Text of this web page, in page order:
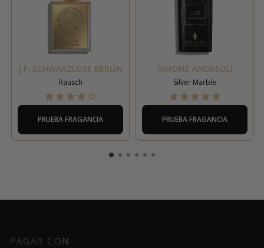
J.F. SCHWARZLOSE BERLIN
Rausch
PRUEBA FRAGANCIA
SIMONE ANDREOLI
Silver Marble
PRUEBA FRAGANCIA
PAGAR CON